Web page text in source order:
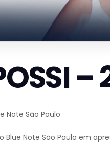
Note São Paulo
Blue Note São Paulo em